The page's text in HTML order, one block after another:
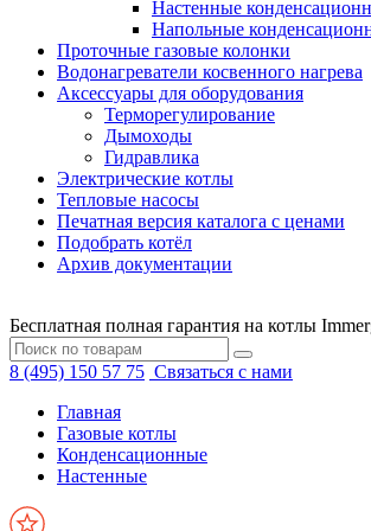
Настенные
Напольные
Проточные газовые колонки
Водонагреватели косвенного нагрева
Аксессуары для оборудования
Терморегулирование
Дымоходы
Гидравлика
Электрические котлы
Тепловые насосы
Печатная версия каталога с ценами
Подобрать котёл
Архив документации
Бесплатная полная гарантия на котлы
8 (495) 150 57 75 Связаться с нами
Главная
Газовые котлы
Конденсационные
Настенные